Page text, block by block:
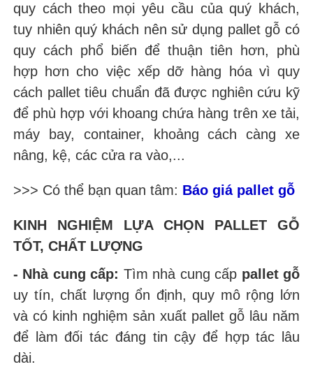
quy cách theo mọi yêu cầu của quý khách,
tuy nhiên quý khách nên sử dụng pallet gỗ có
quy cách phổ biến để thuận tiên hơn, phù
hợp hơn cho việc xếp dỡ hàng hóa vì quy
cách pallet tiêu chuẩn đã được nghiên cứu kỹ
để phù hợp với khoang chứa hàng trên xe tải,
máy bay, container, khoảng cách càng xe
nâng, kệ, các cửa ra vào,...
>>> Có thể bạn quan tâm: Báo giá pallet gỗ
KINH NGHIỆM LỰA CHỌN PALLET GỖ
TỐT, CHẤT LƯỢNG
- Nhà cung cấp: Tìm nhà cung cấp pallet gỗ
uy tín, chất lượng ổn định, quy mô rộng lớn
và có kinh nghiệm sản xuất pallet gỗ lâu năm
để làm đối tác đáng tin cậy để hợp tác lâu
dài.